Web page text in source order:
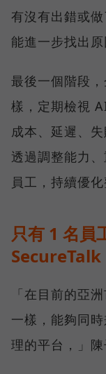
有沒有出錯或
能進一步找出原
最後一個階段
樣，定期檢視
成本、延遲、
透過調整能力
員工，持續優化
只有 1 名員
SecureTalk
「在目前的亞
一樣，能夠同
理的平台，」陳